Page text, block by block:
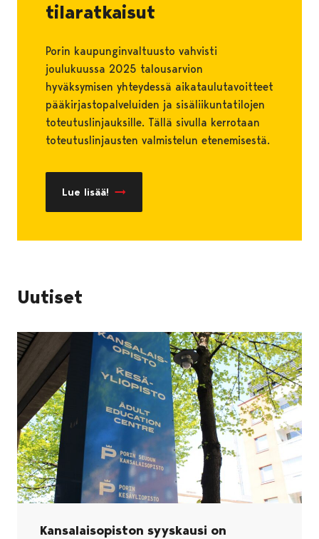
tilaratkaisut
Porin kaupunginvaltuusto vahvisti
joulukuussa 2025 talousarvion
hyväksymisen yhteydessä aikataulutavoitteet
pääkirjastopalveluiden ja sisäliikuntatilojen
toteutuslinjauksille. Tällä sivulla kerrotaan
toteutuslinjausten valmistelun etenemisestä.
Lue lisää!
Uutiset
Kansalaisopiston syyskausi on